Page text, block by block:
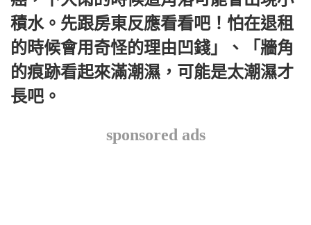
積水。先跟房東反應看看吧！怕在退租
的時候會用奇怪的理由凹錢」、「牆角
的痕跡看起來滿潮濕，可能是太潮濕才
長吧。
sponsored ads